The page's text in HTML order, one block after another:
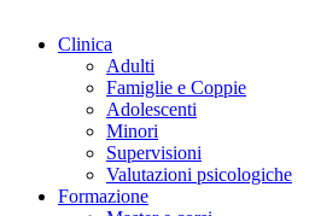
Clinica
Adulti
Famiglie e Coppie
Adolescenti
Minori
Supervisioni
Valutazioni psicologiche
Formazione